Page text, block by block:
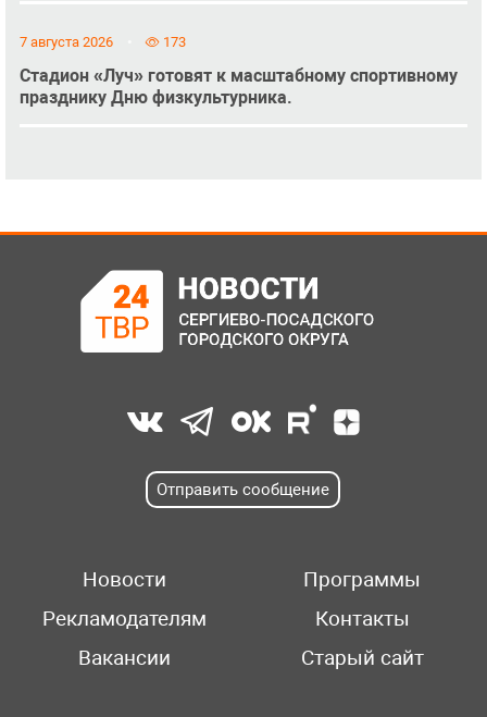
7 августа 2026 173
Стадион «Луч» готовят к масштабному спортивному
празднику Дню физкультурника.
Отправить сообщение
Новости
Программы
Рекламодателям
Контакты
Вакансии
Старый сайт